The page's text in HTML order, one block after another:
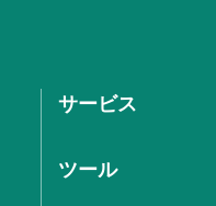
サービス
ツール